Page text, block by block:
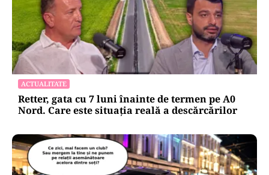
ACTUALITATE
Retter, gata cu 7 luni înainte de termen pe A0
Nord. Care este situația reală a descărcărilor